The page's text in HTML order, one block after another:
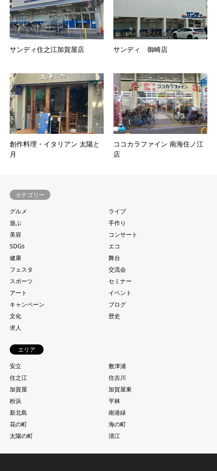
サンディ住之江加賀屋店 サンディ 御崎店
創作料理・イタリアン 太陽と
月
ココカラファイン 南海住ノ江
店
カテゴリー
グルメ
ライブ
遊ぶ
手作り
美容
コンサート
SDGs
エコ
健康
舞台
フェスタ
交流会
スポーツ
セミナー
アート
イベント
キャンペーン
ブログ
文化
歴史
求人
エリア
安立
敷津浦
住之江
住吉川
加賀屋
加賀屋東
粉浜
平林
新北島
南港緑
花の町
海の町
太陽の町
清江